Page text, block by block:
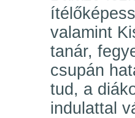
valamint
tanár,
csupán
tud, a
indulattal